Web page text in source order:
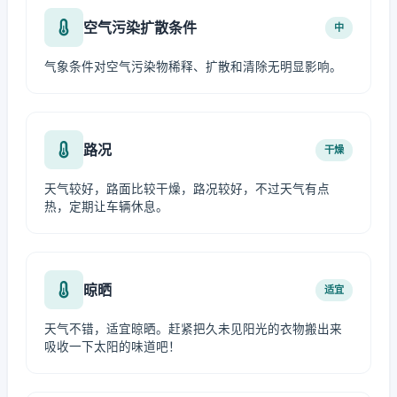
空气污染扩散条件 中
气象条件对空气污染物稀释、扩散和清除无明显影响。
路况 干燥
天气较好，路面比较干燥，路况较好，不过天气有点
热，定期让车辆休息。
晾晒 适宜
天气不错，适宜晾晒。赶紧把久未见阳光的衣物搬出来
吸收一下太阳的味道吧！